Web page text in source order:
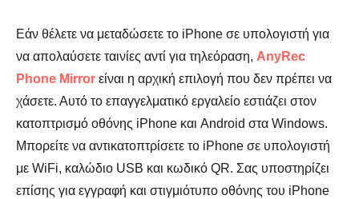
Εάν θέλετε να μεταδώσετε το iPhone σε υπολογιστή για
να απολαύσετε ταινίες αντί για τηλεόραση, AnyRec
Phone Mirror είναι η αρχική επιλογή που δεν πρέπει να
χάσετε. Αυτό το επαγγελματικό εργαλείο εστιάζει στον
κατοπτρισμό οθόνης iPhone και Android στα Windows.
Μπορείτε να αντικατοπτρίσετε το iPhone σε υπολογιστή
με WiFi, καλώδιο USB και κωδικό QR. Σας υποστηρίζει
επίσης για εγγραφή και στιγμιότυπο οθόνης του iPhone